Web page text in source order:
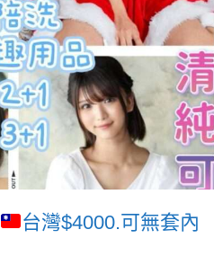
台灣$4000.可無套內